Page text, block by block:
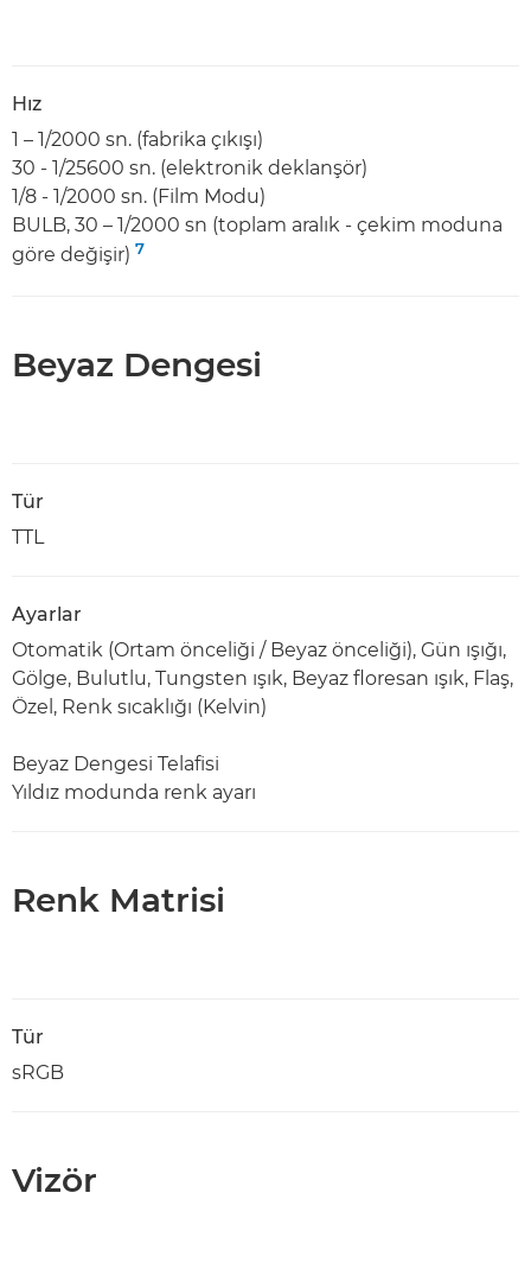
Hız
1 – 1/2000 sn. (fabrika çıkışı)
30 - 1/25600 sn. (elektronik deklanşör)
1/8 - 1/2000 sn. (Film Modu)
BULB, 30 – 1/2000 sn (toplam aralık - çekim moduna
göre değişir) 7
Beyaz Dengesi
Tür
TTL
Ayarlar
Otomatik (Ortam önceliği / Beyaz önceliği), Gün ışığı,
Gölge, Bulutlu, Tungsten ışık, Beyaz floresan ışık, Flaş,
Özel, Renk sıcaklığı (Kelvin)
Beyaz Dengesi Telafisi
Yıldız modunda renk ayarı
Renk Matrisi
Tür
sRGB
Vizör